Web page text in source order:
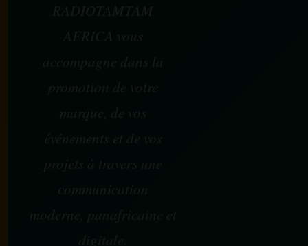
RADIOTAMTAM
AFRICA vous
accompagne dans la
promotion de votre
marque, de vos
événements et de vos
projets à travers une
communication
moderne, panafricaine et
digitale.